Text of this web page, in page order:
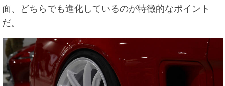
面、どちらでも進化しているのが特徴的なポイント
だ。